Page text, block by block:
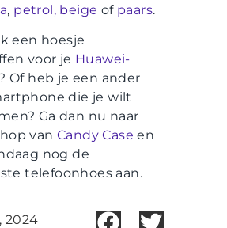
, petrol, beige of paars.
een hoesje
voor je Huawei-
Of heb je een ander
die je wilt
Ga dan nu naar
van Candy Case en
nog de
telefoonhoes aan.
2024